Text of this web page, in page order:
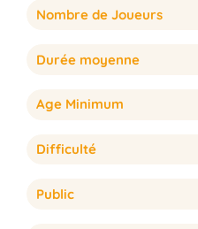
Nombre de Joueurs
Durée moyenne
Age Minimum
Difficulté
Public